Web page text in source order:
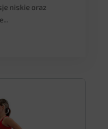
niskie oraz